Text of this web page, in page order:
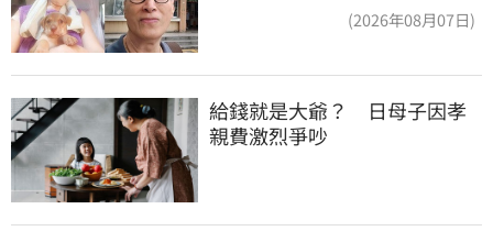
(2026年08月07日)
給錢就是大爺？　日母子因孝
親費激烈爭吵